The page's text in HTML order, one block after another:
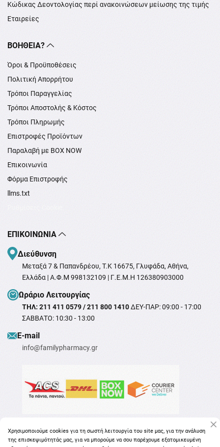
Κώδικας Δεοντολογίας περί ανακοινώσεων μείωσης της τιμής
Εταιρείες
ΒΟΉΘΕΙΑ?
Όροι & Προϋποθέσεις
Πολιτική Απορρήτου
Τρόποι Παραγγελίας
Τρόποι Αποστολής & Κόστος
Τρόποι Πληρωμής
Επιστροφές Προϊόντων
Παραλαβή με BOX NOW
Επικοινωνία
Φόρμα Επιστροφής
llms.txt
ΕΠΙΚΟΙΝΩΝΊΑ
Διεύθυνση
Μεταξά 7 & Παπανδρέου, T.K 16675, Γλυφάδα, Αθήνα,
Ελλάδα | Α.Φ.Μ 998132109 | Γ.Ε.Μ.Η 126380903000
Ωράριο Λειτουργίας
ΤΗΛ: 211 411 0579 / 211 800 1410ΔΕΥ-ΠΑΡ: 09:00 - 17:00
ΣΑΒΒΑΤΟ: 10:30 - 13:00
Ε-mail
info@familypharmacy.gr
Χρησιμοποιούμε cookies για τη σωστή λειτουργία του site μας, για την ανάλυση
της επισκεψιμότητάς μας, για να μπορούμε να σου παρέχουμε εξατομικευμένη